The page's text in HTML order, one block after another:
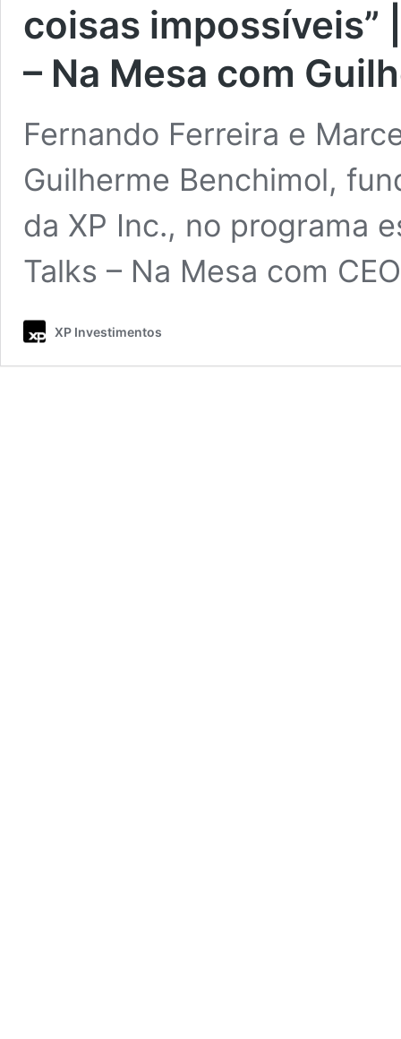
coisas impossíveis”
– Na Mesa com
Fernando Ferreira e
Guilherme Benchimol,
da XP Inc., no programa
Talks – Na Mesa com
XP Investimentos